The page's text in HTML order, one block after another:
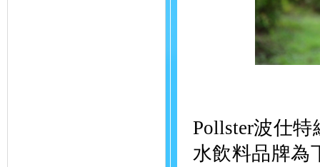
Pollster波仕
水飲料品牌為